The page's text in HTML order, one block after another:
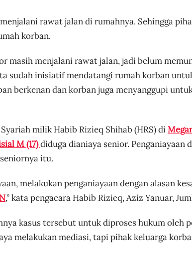
rawat jalan di rumahnya. Sehingga
korban.
masih menjalani rawat jalan, jadi belum
sudah inisiatif mendatangi rumah korban
berkenan dan korban juga menyanggupi
milik Habib Rizieq Shihab (HRS) di
M (17)diduga dianiaya senior. Penganiayaan
itu.
melakukan penganiayaan dengan alasan
,” kata pengacara Habib Rizieq, Aziz Yanuar,
kasus tersebut untuk diproses hukum oleh
melakukan mediasi, tapi pihak keluarga